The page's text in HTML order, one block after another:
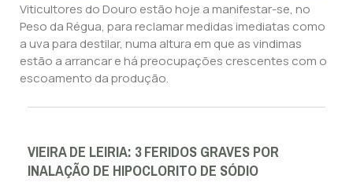
Viticultores do Douro estão hoje a manifestar-se, no
Peso da Régua, para reclamar medidas imediatas como
a uva para destilar, numa altura em que as vindimas
estão a arrancar e há preocupações crescentes com o
escoamento da produção.
VIEIRA DE LEIRIA: 3 FERIDOS GRAVES POR
INALAÇÃO DE HIPOCLORITO DE SÓDIO